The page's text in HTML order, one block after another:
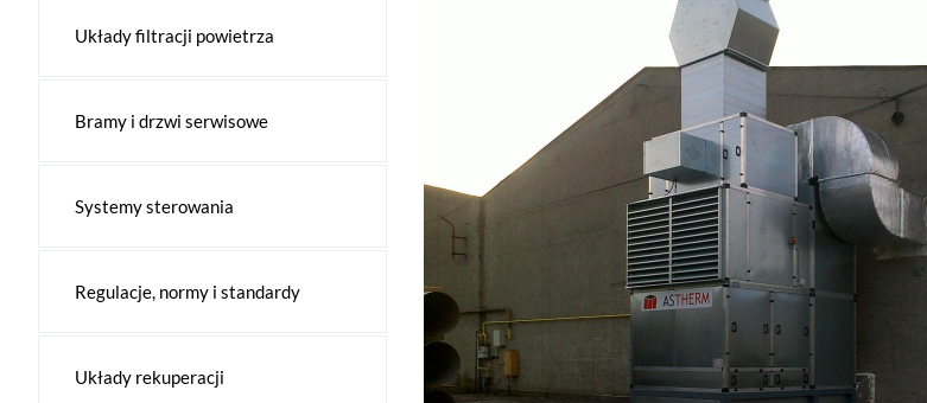
Układy filtracji powietrza
Bramy i drzwi serwisowe
Systemy sterowania
Regulacje, normy i standardy
Układy rekuperacji